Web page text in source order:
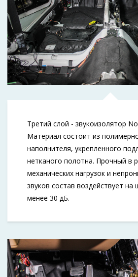
Третий слой - звукоизолятор
Материал состоит из
наполнителя, укрепленного
нетканого полотна. Прочный в
механических нагрузок и
звуков состав воздействует на
менее 30 дБ.